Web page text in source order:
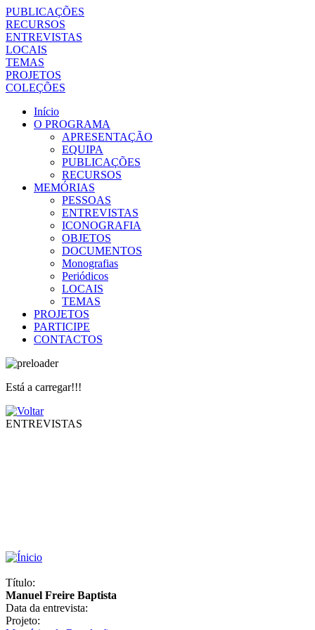
PUBLICAÇÕES
RECURSOS
ENTREVISTAS
LOCAIS
TEMAS
PROJETOS
COLEÇÕES
Início
O PROGRAMA
APRESENTAÇÃO
EQUIPA
PUBLICAÇÕES
RECURSOS
MEMÓRIAS
PESSOAS
ENTREVISTAS
ICONOGRAFIA
OBJETOS
DOCUMENTOS
Monografias
Periódicos
LOCAIS
TEMAS
PROJETOS
PARTICIPE
CONTACTOS
Está a carregar!!!
ENTREVISTAS
Título:
Manuel Freire Baptista
Data da entrevista:
Projeto: